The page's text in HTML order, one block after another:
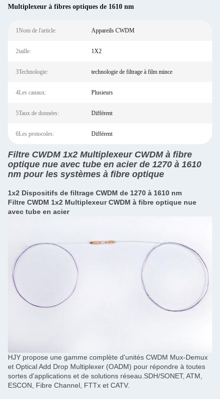
Multiplexeur à fibres optiques de 1610 nm
1Nom de l'article: Appareils CWDM
2taille: 1X2
3Technologie: technologie de filtrage à film mince
4Les canaux: Plusieurs
5Taux de données: Différent
6Les protocoles: Différent
Filtre CWDM 1x2 Multiplexeur CWDM à fibre
optique nue avec tube en acier de 1270 à 1610
nm pour les systèmes à fibre optique
1x2 Dispositifs de filtrage CWDM de 1270 à 1610 nm
Filtre CWDM 1x2 Multiplexeur CWDM à fibre optique nue
avec tube en acier
HJY propose une gamme complète d'unités CWDM Mux-Demux
et Optical Add Drop Multiplexer (OADM) pour répondre à toutes
sortes d'applications et de solutions réseau.SDH/SONET, ATM,
ESCON, Fibre Channel, FTTx et CATV.